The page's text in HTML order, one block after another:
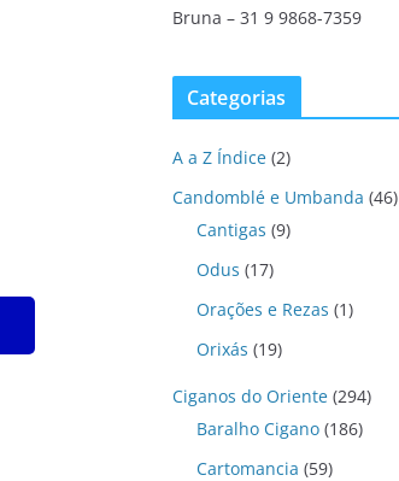
Bruna – 31 9 9868-7359
Categorias
A a Z Índice (2)
Candomblé e Umbanda (46)
Cantigas (9)
Odus (17)
Orações e Rezas (1)
Orixás (19)
Ciganos do Oriente (294)
Baralho Cigano (186)
Cartomancia (59)